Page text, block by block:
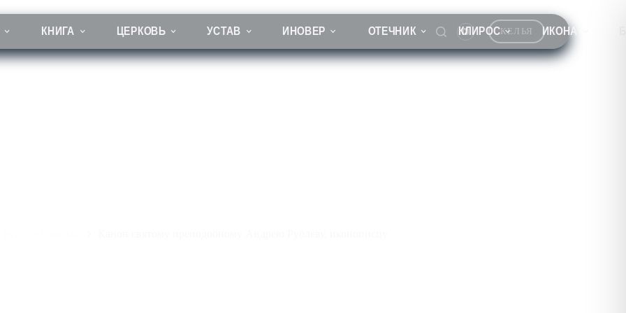
КНИГА ЦЕРКОВЬ УСТАВ ИНОВЕР ОТЕЧНИК КЛИРОС ИКОНА
КЕЛЬЯ